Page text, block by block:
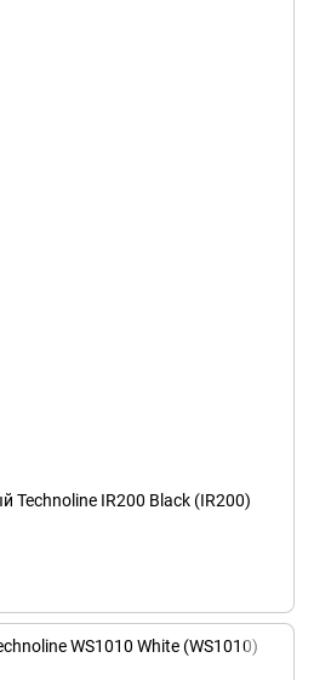
Technoline IR200 Black (IR200)